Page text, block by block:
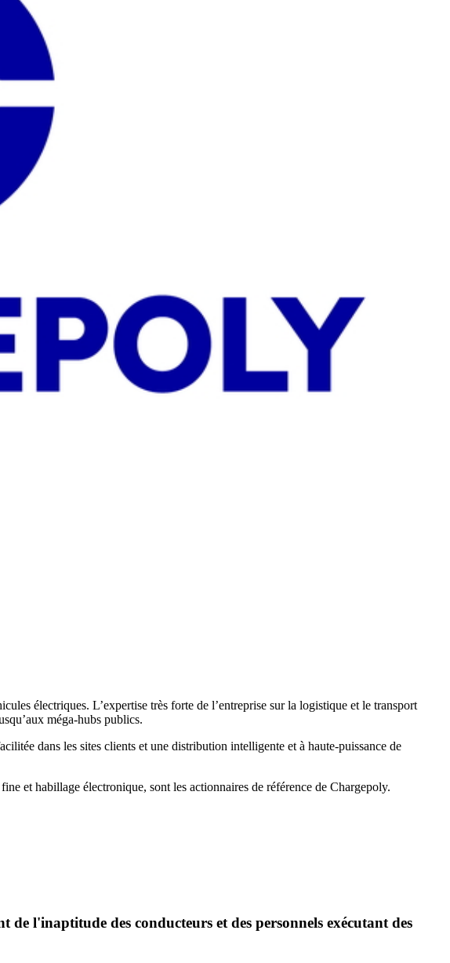
électriques. L’expertise très forte de l’entreprise sur la logistique et le transport
méga-hubs publics.
dans les sites clients et une distribution intelligente et à haute-puissance de
et habillage électronique, sont les actionnaires de référence de Chargepoly.
l'inaptitude des conducteurs et des personnels exécutant des